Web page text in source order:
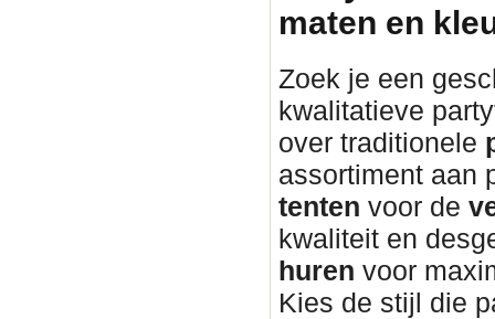
maten en
Zoek je een
kwalitatieve
over traditionele
assortiment aan
tenten voor de
kwaliteit en
huren voor
Kies de stijl die